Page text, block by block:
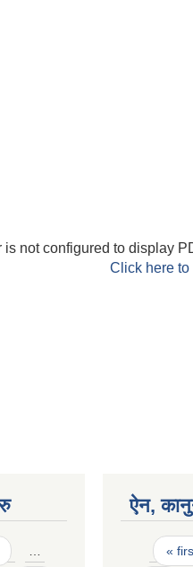
is not configured to display
Click here
ऐन,
Pages
«